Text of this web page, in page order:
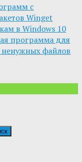
с
Winget
в Windows 10
программа для
файлов